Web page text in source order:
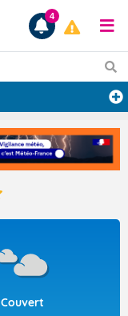
4
Couvert